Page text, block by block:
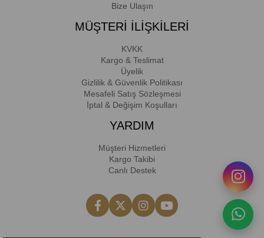
Bize Ulaşın
MÜŞTERİ İLİŞKİLERİ
KVKK
Kargo & Teslimat
Üyelik
Gizlilik & Güvenlik Politikası
Mesafeli Satış Sözleşmesi
İptal & Değişim Koşulları
YARDIM
Müşteri Hizmetleri
Kargo Takibi
Canlı Destek